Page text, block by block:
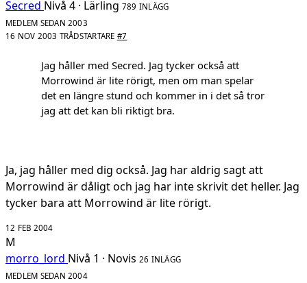
Secred Nivå 4 · Lärling 789 INLÄGG
MEDLEM SEDAN 2003
16 NOV 2003 TRÅDSTARTARE #7
Jag håller med Secred. Jag tycker också att
Morrowind är lite rörigt, men om man spelar
det en längre stund och kommer in i det så tror
jag att det kan bli riktigt bra.
Ja, jag håller med dig också. Jag har aldrig sagt att
Morrowind är dåligt och jag har inte skrivit det heller. Jag
tycker bara att Morrowind är lite rörigt.
12 FEB 2004
M
morro_lord Nivå 1 · Novis 26 INLÄGG
MEDLEM SEDAN 2004